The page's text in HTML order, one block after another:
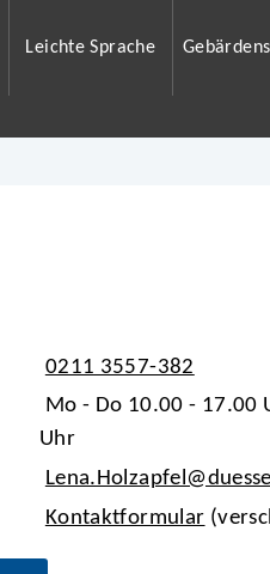
Leichte Sprache
0211 3557-382
Mo - Do 10.00 - 17.00
Uhr
Kontaktformular